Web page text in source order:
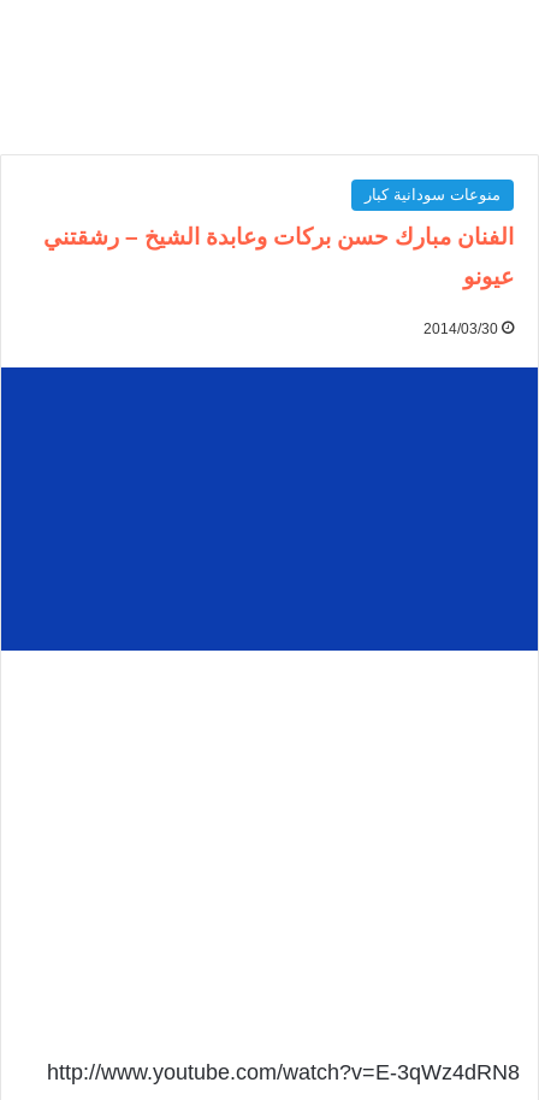
منوعات سودانية كبار
الفنان مبارك حسن بركات وعابدة الشيخ – رشقتني
عيونو
2014/03/30
http://www.youtube.com/watch?v=E-3qWz4dRN8